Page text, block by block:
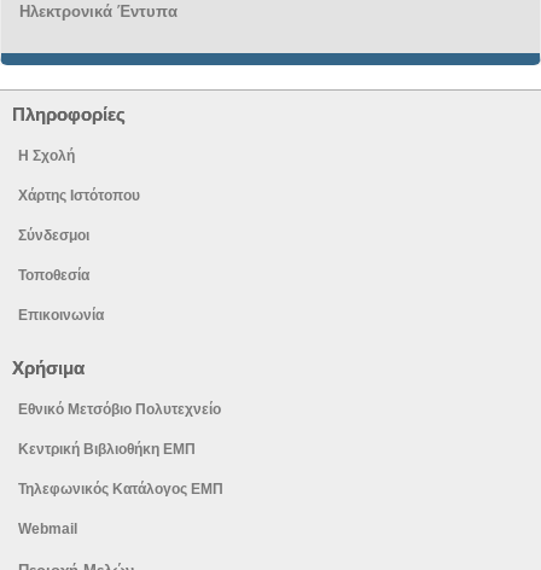
Ηλεκτρονικά Έντυπα
Πληροφορίες
Η Σχολή
Χάρτης Ιστότοπου
Σύνδεσμοι
Τοποθεσία
Επικοινωνία
Χρήσιμα
Εθνικό Μετσόβιο Πολυτεχνείο
Κεντρική Βιβλιοθήκη ΕΜΠ
Τηλεφωνικός Κατάλογος ΕΜΠ
Webmail